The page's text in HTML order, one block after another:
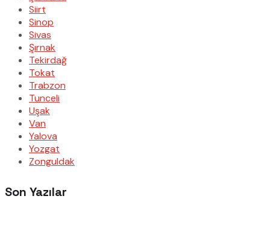
Siirt
Sinop
Sivas
Şırnak
Tekirdağ
Tokat
Trabzon
Tunceli
Uşak
Van
Yalova
Yozgat
Zonguldak
Son Yazılar